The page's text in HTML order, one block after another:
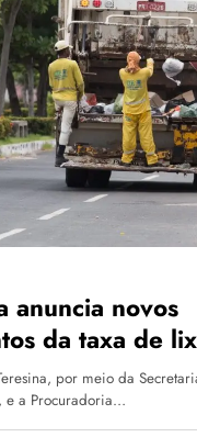
anuncia novos
da taxa de
por meio da
e a Procuradoria…